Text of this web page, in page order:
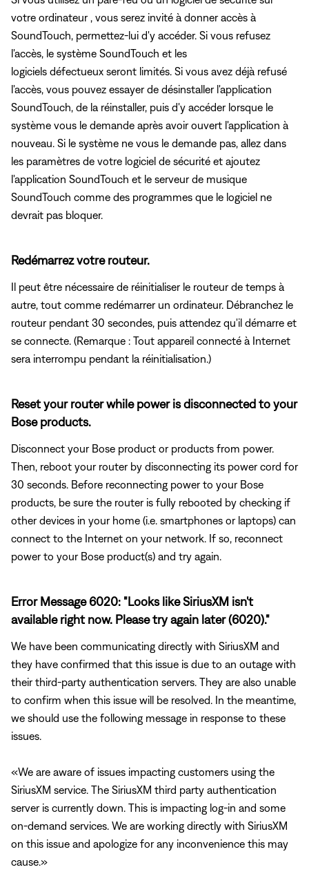
votre ordinateur , vous serez invité à donner accès à
SoundTouch, permettez-lui d'y accéder. Si vous refusez
l'accès, le système SoundTouch et les
logiciels défectueux seront limités. Si vous avez déjà refusé
l'accès, vous pouvez essayer de désinstaller l'application
SoundTouch, de la réinstaller, puis d'y accéder lorsque le
système vous le demande après avoir ouvert l'application à
nouveau. Si le système ne vous le demande pas, allez dans
les paramètres de votre logiciel de sécurité et ajoutez
l'application SoundTouch et le serveur de musique
SoundTouch comme des programmes que le logiciel ne
devrait pas bloquer.
Redémarrez votre routeur.
Il peut être nécessaire de réinitialiser le routeur de temps à
autre, tout comme redémarrer un ordinateur. Débranchez le
routeur pendant 30 secondes, puis attendez qu'il démarre et
se connecte. (Remarque : Tout appareil connecté à Internet
sera interrompu pendant la réinitialisation.)
Reset your router while power is disconnected to your
Bose products.
Disconnect your Bose product or products from power.
Then, reboot your router by disconnecting its power cord for
30 seconds. Before reconnecting power to your Bose
products, be sure the router is fully rebooted by checking if
other devices in your home (i.e. smartphones or laptops) can
connect to the Internet on your network. If so, reconnect
power to your Bose product(s) and try again.
Error Message 6020: "Looks like SiriusXM isn't
available right now. Please try again later (6020)."
We have been communicating directly with SiriusXM and
they have confirmed that this issue is due to an outage with
their third-party authentication servers. They are also unable
to confirm when this issue will be resolved. In the meantime,
we should use the following message in response to these
issues.
We are aware of issues impacting customers using the
SiriusXM service. The SiriusXM third party authentication
server is currently down. This is impacting log-in and some
on-demand services. We are working directly with SiriusXM
on this issue and apologize for any inconvenience this may
cause.